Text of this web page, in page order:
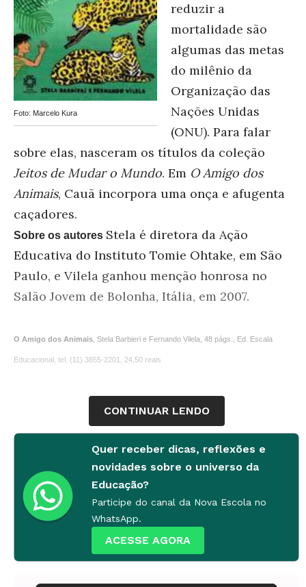
Foto: Marcelo Kura
reduzir a
mortalidade são
algumas das metas
do milênio da
Organização das
Nações Unidas
(ONU). Para falar
sobre elas, nasceram os títulos da coleção
Jeitos de Mudar o Mundo. Em O Amigo dos
Animais, Cauã incorpora uma onça e afugenta
caçadores.
Sobre os autores Stela é diretora da Ação
Educativa do Instituto Tomie Ohtake, em São
Paulo, e Vilela ganhou menção honrosa no
Salão Jovem de Bolonha, Itália, em 2007.
O Amigo dos Animais , Stela Barbieri e Fernando Vilela, 48 págs., Ed. Escala
Educacional, tel. (11) 3855-2201, 24,50 reais
CONTINUAR LENDO
Quer receber dicas, reflexões e
novidades sobre o universo da
Educação?
Participe do canal da Nova Escola no
WhatsApp.
ACESSE AGORA